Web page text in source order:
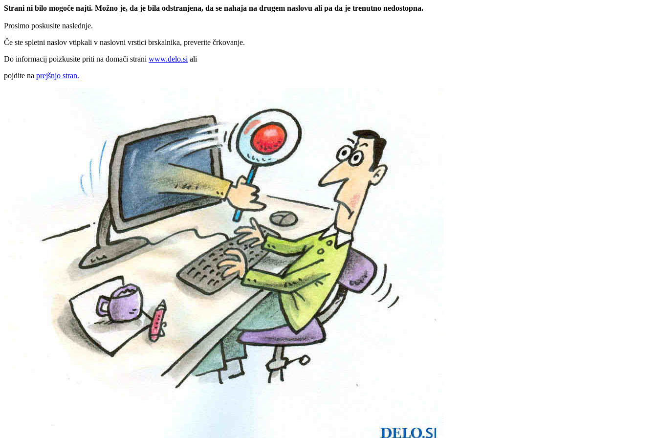
Strani ni bilo mogoče najti. Možno je, da je bila odstranjena, da se nahaja na drugem naslovu ali pa da je trenutno nedostopna.
Prosimo poskusite naslednje.
Če ste spletni naslov vtipkali v naslovni vrstici brskalnika, preverite črkovanje.
Do informacij poizkusite priti na domači strani www.delo.si ali
pojdite na prejšnjo stran.